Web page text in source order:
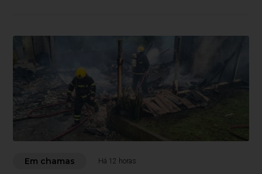
Em chamas Há 12 horas